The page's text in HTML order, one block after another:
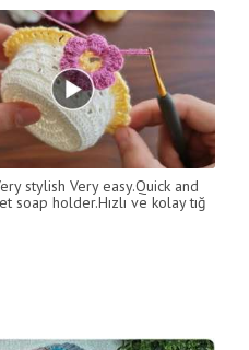
stylish Very easy.Quick and
soap holder.Hızlı ve kolay tığ